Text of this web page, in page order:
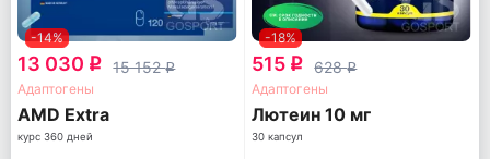
-14%
13 030 q 15 152q
Адаптогены
AМD Extra
курс 360 дней
-18%
515 q 628q
Адаптогены
Лютеин 10 мг
30 капсул